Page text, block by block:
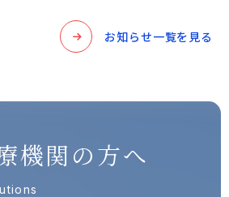
お知らせ一覧を見る
機関の方へ